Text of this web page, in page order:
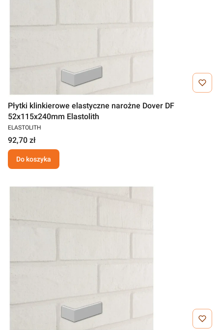
Płytki klinkierowe elastyczne narożne Dover DF
52x115x240mm Elastolith
ELASTOLITH
92,70 zł
Do koszyka